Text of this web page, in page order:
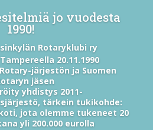
jo vuodesta
1990!
Rotaryklubi ry
20.11.1990
järjestön ja Suomen
jäsen
yhdistys 2011-
tärkein tukikohde:
jota olemme tukeneet 20
yli 200.000 eurolla